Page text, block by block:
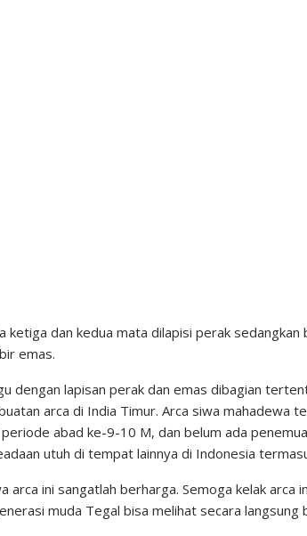
ketiga dan kedua mata dilapisi perak
emas.
dengan lapisan perak dan emas dibagian
arca di India Timur. Arca siwa mahadewa
abad ke-9-10 M, dan belum ada
utuh di tempat lainnya di Indonesia
arca ini sangatlah berharga. Semoga kelak arca
muda Tegal bisa melihat secara